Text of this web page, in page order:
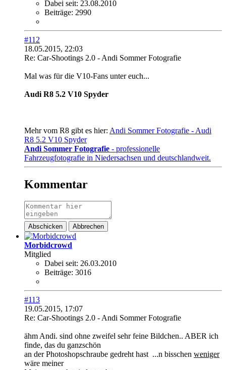
Dabei seit: 23.08.2010
Beiträge: 2990
#112
18.05.2015, 22:03
Re: Car-Shootings 2.0 - Andi Sommer Fotografie
Mal was für die V10-Fans unter euch...
Audi R8 5.2 V10 Spyder
Mehr vom R8 gibt es hier: Andi Sommer Fotografie - Audi
R8 5.2 V10 Spyder
Andi Sommer Fotografie - professionelle
Fahrzeugfotografie in Niedersachsen und deutschlandweit.
Kommentar
Abschicken Abbrechen
Morbidcrowd
Mitglied
Dabei seit: 26.03.2010
Beiträge: 3016
#113
19.05.2015, 17:07
Re: Car-Shootings 2.0 - Andi Sommer Fotografie
ähm Andi. sind ohne zweifel sehr feine Bildchen.. ABER ich
finde, das du ganzschön
an der Photoshopschraube gedreht hast ...n bisschen weniger
wäre meiner